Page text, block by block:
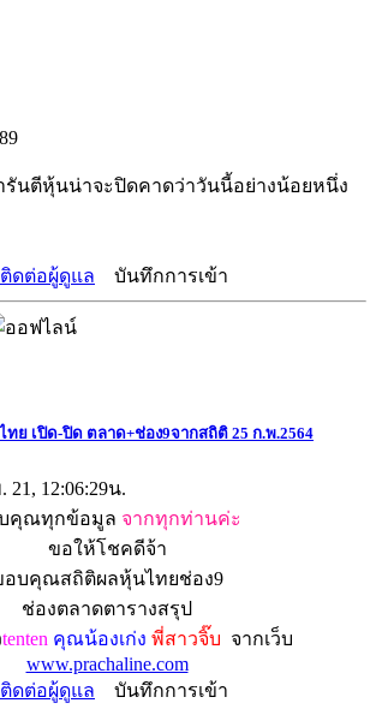
รันตีหุ้นน่าจะปิดคาดว่าวันนี้อย่างน้อยหนึ่ง
ดต่อผู้ดูแล
บันทึกการเข้า
ทย เปิด-ปิด ตลาด+ช่อง9จากสถิติ 25 ก.พ.2564
21, 12:06:29น.
คุณทุกข้อมูล จากทุกท่านค่ะ
ขอให้โชคดีจ้า
อบคุณสถิติผลหุ้นไทยช่อง9
ช่องตลาดตารางสรุป
tenten คุณน้องเก่ง พี่สาวจิ๊บ จากเว็บ
www.prachaline.com
ดต่อผู้ดูแล
บันทึกการเข้า